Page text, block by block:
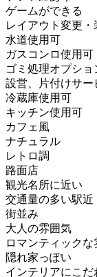
ゲームができる
レイアウト変更・
水道使用可
ガスコンロ使用可
ゴミ処理オプショ
設営、片付けサー
冷蔵庫使用可
キッチン使用可
カフェ風
ナチュラル
レトロ調
路面店
観光名所に近い
交通量の多い駅近
街並み
大人の雰囲気
ロマンティックな
隠れ家っぽい
インテリアにこだ